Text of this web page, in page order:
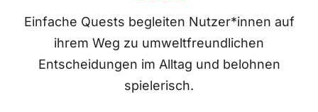
Einfache Quests begleiten Nutzer*innen auf
ihrem Weg zu umweltfreundlichen
Entscheidungen im Alltag und belohnen
spielerisch.